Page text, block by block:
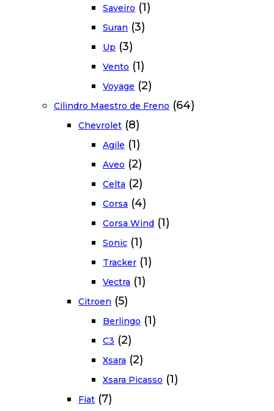
Saveiro (1)
Suran (3)
Up (3)
Vento (1)
Voyage (2)
Cilindro Maestro de Freno (64)
Chevrolet (8)
Agile (1)
Aveo (2)
Celta (2)
Corsa (4)
Corsa Wind (1)
Sonic (1)
Tracker (1)
Vectra (1)
Citroen (5)
Berlingo (1)
C3 (2)
Xsara (2)
Xsara Picasso (1)
Fiat (7)